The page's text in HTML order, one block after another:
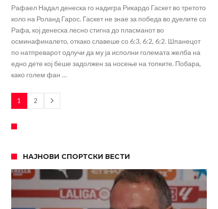
Рафаел Надал денеска го надигра Рикардо Гаскет во третото
коло на Роланд Гарос. Гаскет не знае за победа во дуелите со
Рафа, кој денеска лесно стигна до пласманот во
осминафиналето, откако славеше со 6:3, 6:2, 6:2. Шпанецот
по натпреварот одлучи да му ја исполни големата желба на
едно дете кој беше задолжен за носење на топките. Побара,
како голем фан …
1 2
НАЈНОВИ СПОРТСКИ ВЕСТИ